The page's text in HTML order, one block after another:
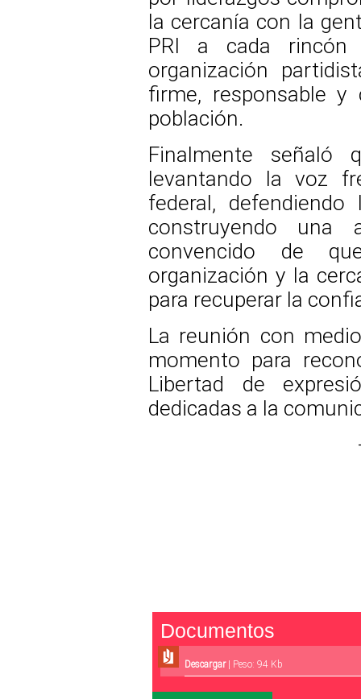
la cercanía con la
PRI a cada rincón
organización
firme, responsable
población.
Finalmente señaló
levantando la voz
federal,
construyendo una
convencido de
organización y la
para recuperar la
La reunión con
momento para
Libertad de
dedicadas a la
Documentos
Descargar | Peso: 94 Kb